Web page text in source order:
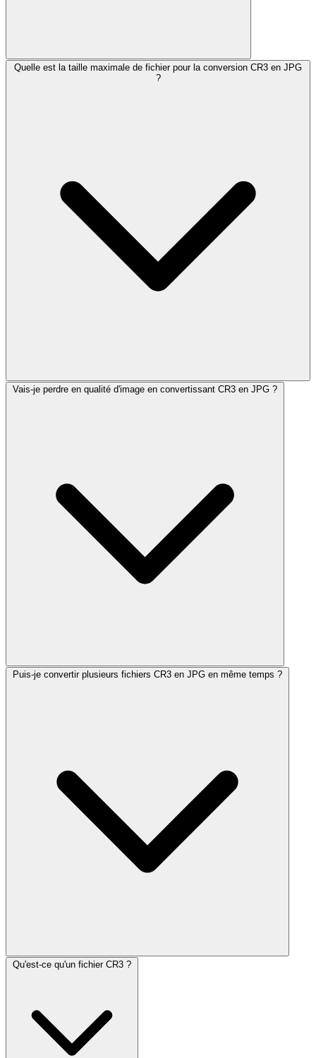
Quelle est la taille maximale de fichier pour la conversion CR3 en JPG
?
Vais-je perdre en qualité d'image en convertissant CR3 en JPG ?
Puis-je convertir plusieurs fichiers CR3 en JPG en même temps ?
Qu'est-ce qu'un fichier CR3 ?